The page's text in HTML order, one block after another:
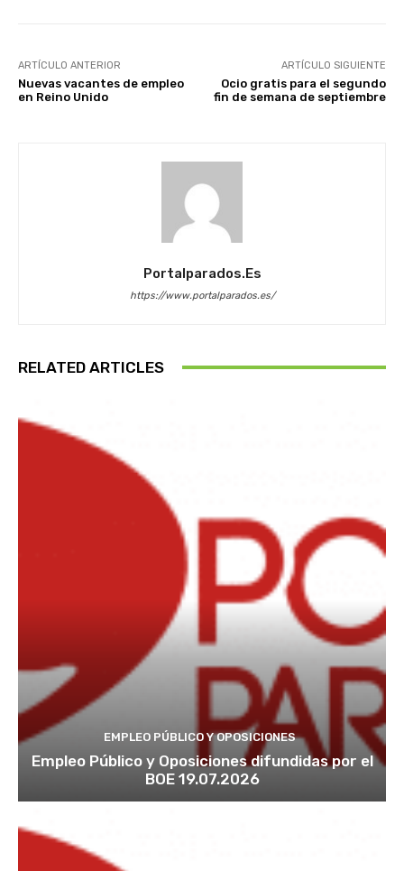
ARTÍCULO ANTERIOR
Nuevas vacantes de empleo
en Reino Unido
ARTÍCULO SIGUIENTE
Ocio gratis para el segundo
fin de semana de septiembre
Portalparados.es
https://www.portalparados.es/
RELATED ARTICLES
EMPLEO PÚBLICO Y OPOSICIONES
Empleo Público y Oposiciones difundidas por el
BOE 19.07.2026